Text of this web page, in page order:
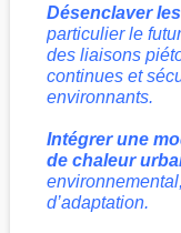
Désenclaver
particulier le
des liaisons
continues et
environnants.
Intégrer une
de chaleur
d’adaptation.